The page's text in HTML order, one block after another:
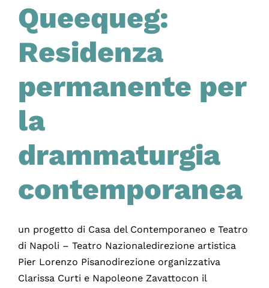
Queequeg:
Residenza
permanente per
la
drammaturgia
contemporanea
un progetto di Casa del Contemporaneo e Teatro
di Napoli – Teatro Nazionaledirezione artistica
Pier Lorenzo Pisanodirezione organizzativa
Clarissa Curti e Napoleone Zavattocon il